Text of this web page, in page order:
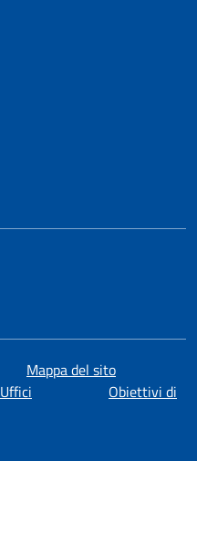
Mappa del sito
Uffici
Obiettivi di